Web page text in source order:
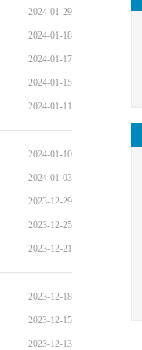
2024-01-29
2024-01-18
2024-01-17
2024-01-15
2024-01-11
2024-01-10
2024-01-03
2023-12-29
2023-12-25
2023-12-21
2023-12-18
2023-12-15
2023-12-13